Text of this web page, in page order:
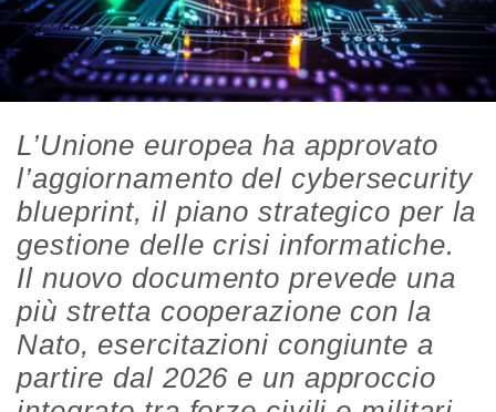
L’Unione europea ha approvato
l’aggiornamento del cybersecurity
blueprint, il piano strategico per la
gestione delle crisi informatiche.
Il nuovo documento prevede una
più stretta cooperazione con la
Nato, esercitazioni congiunte a
partire dal 2026 e un approccio